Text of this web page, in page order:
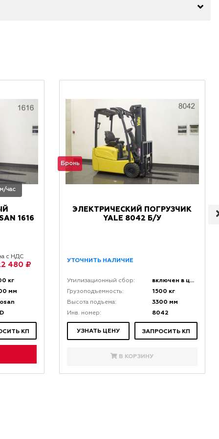
час
1616
с НДС
480 ₽
кг
мм
КП
Бронь
ЭЛЕКТРИЧЕСКИЙ ПОГРУЗЧИК
YALE 8042 Б/У
УТОЧНИТЬ НАЛИЧИЕ
Утилизационный сбор: включен в цену
Грузоподъемность: 1500 кг
Высота подъема: 3300 мм
Инв. номер: 8042
УЗНАТЬ ЦЕНУ ЗАПРОСИТЬ КП
В КОРЗИНУ